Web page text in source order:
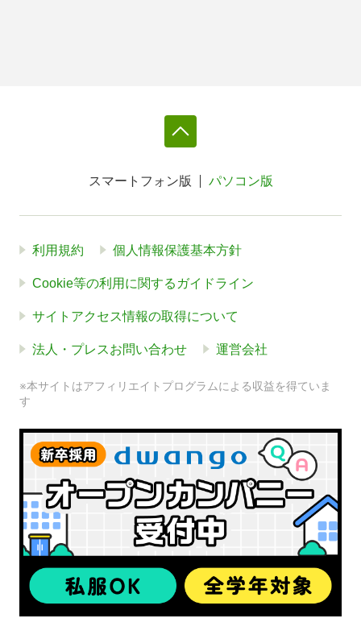
スマートフォン版 パソコン版
利用規約 個人情報保護基本方針
Cookie等の利用に関するガイドライン
サイトアクセス情報の取得について
法人・プレスお問い合わせ 運営会社
※本サイトはアフィリエイトプログラムによる収益を得ていま
す